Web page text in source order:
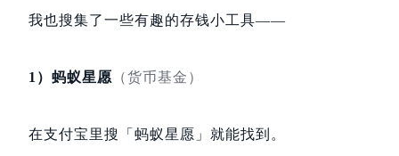
我也搜集了一些有趣的存钱小工具——
1）蚂蚁星愿 （货币基金）
在支付宝里搜「蚂蚁星愿」就能找到。